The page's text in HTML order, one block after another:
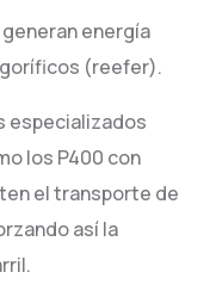
energía
(reefer).
especializados
los P400 con
el transporte de
así la